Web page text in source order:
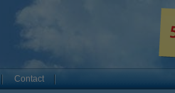
Contact